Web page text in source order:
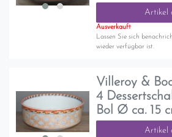
Artikel
Ausverkauft
Lassen Sie sich
wieder verfügbar ist.
Villeroy &
4
Bol Ø ca. 15
Artikel